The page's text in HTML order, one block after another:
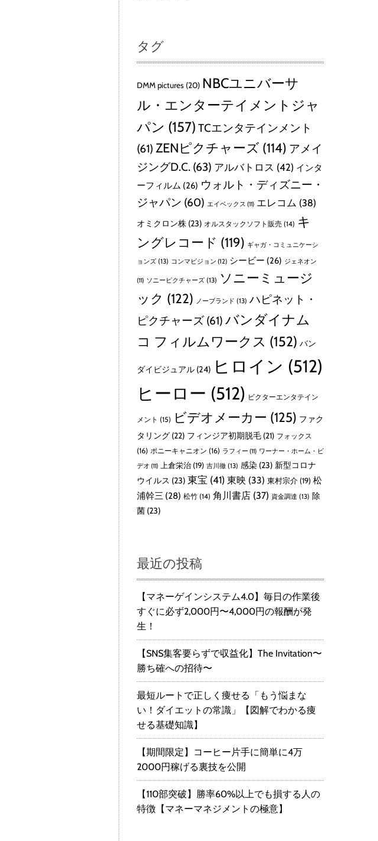
タグ
DMM pictures (20) NBCユニバーサ
ル・エンターテイメントジャ
パン (157) TCエンタテインメント
(61) ZENピクチャーズ (114) アメイ
ジングD.C. (63) アルバトロス (42) インタ
ーフィルム (26) ウォルト・ディズニー・
ジャパン (60) エイベックス (11) エレコム (38)
オミクロン株 (23) オルスタックソフト販売 (14) キ
ングレコード (119) ギャガ・コミュニケーシ
ョンズ (13) コンマビジョン (12) シービー (26) ジェネオン
(11) ソニーピクチャーズ (13) ソニーミュージ
ック (122) ノーブランド (13) ハピネット・
ピクチャーズ (61) バンダイナム
コ フィルムワークス (152) バン
ダイビジュアル (24) ヒロイン (512)
ヒーロー (512) ビクターエンタテイン
メント (15) ビデオメーカー (125) ファク
タリング (22) フィンジア初期脱毛 (21) フォックス
(16) ポニーキャニオン (16) ラフィー (11) ワーナー・ホーム・ビ
デオ (11) 上倉栄治 (19) 吉川徹 (13) 感染 (23) 新型コロナ
ウイルス (23) 東宝 (41) 東映 (33) 東村宗介 (19) 松
浦幹三 (28) 松竹 (14) 角川書店 (37) 資金調達 (13) 除
菌 (23)
最近の投稿
【マネーゲインシステム4.0】毎日の作業後
すぐに必ず2,000円〜4,000円の報酬が発
生！
【SNS集客要らずで収益化】The Invitation〜
勝ち確への招待〜
最短ルートで正しく痩せる「もう悩まな
い！ダイエットの常識」【図解でわかる痩
せる基礎知識】
【期間限定】コーヒー片手に簡単に4万
2000円稼げる裏技を公開
【110部突破】勝率60%以上でも損する人の
特徴【マネーマネジメントの極意】